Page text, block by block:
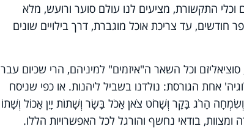
וכלי התקשורת, מציעים לנו עולם סוער ורועש, מלא
חודשים, עד צריכת אוכל מוגברת, דרך בילויים שונים
וכל השאר ה"איזמים" למיניהם, הרי שכיום עבר
אחת הגורסת: נולדנו בשביל ליהנות. או כפי שניסח
הָרֹג בָּקָר וְשָׁחֹט צֹאן אָכֹל בָּשָׂר וְשָׁתוֹת יָיִן אָכוֹל וְשָׁתוֹ
בודאי נחשף והורגל לכל האפשרויות הללו.